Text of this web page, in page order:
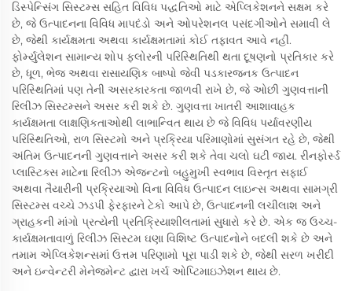
ડિસ્પેન્સિંગ સિસ્ટમ્સ સહિત વિવિધ પદ્ધતિઓ માટે એપ્લિકેશનને સક્ષમ કરે
છે, જે ઉત્પાદનના વિવિધ માપદંડો અને ઓપરેશનલ પસંદગીઓને સમાવી લે
છે, જેથી કાર્યક્ષમતા અથવા કાર્યક્ષમતામાં કોઈ તફાવત આવે નહીં.
ફોર્મ્યુલેશન સામાન્ય શોપ ફ્લોરની પરિસ્થિતિથી થતા દૂષણનો પ્રતિકાર કરે
છે, ધૂળ, ભેજ અથવા રાસાયણિક બાષ્પો જેવી પડકારજનક ઉત્પાદન
પરિસ્થિતિમાં પણ તેની અસરકારકતા જાળવી રાખે છે, જે ઓછી ગુણવત્તાની
રિલીઝ સિસ્ટમ્સને અસર કરી શકે છે. ગુણવત્તા ખાતરી આશાવાહક
કાર્યક્ષમતા લાક્ષણિકતાઓથી લાભાન્વિત થાય છે જે વિવિધ પર્યાવરણીય
પરિસ્થિતિઓ, રાળ સિસ્ટમો અને પ્રક્રિયા પરિમાણોમાં સુસંગત રહે છે, જેથી
અંતિમ ઉત્પાદનની ગુણવત્તાને અસર કરી શકે તેવા ચલો ઘટી જાય. રીનફોર્સ્ડ
પ્લાસ્ટિક્સ માટેના રિલીઝ એજન્ટનો બહુમુખી સ્વભાવ વિસ્તૃત સફાઈ
અથવા તૈયારીની પ્રક્રિયાઓ વિના વિવિધ ઉત્પાદન લાઇન્સ અથવા સામગ્રી
સિસ્ટમ્સ વચ્ચે ઝડપી ફેરફારને ટેકો આપે છે, ઉત્પાદનની લચીલાશ અને
ગ્રાહકની માંગો પ્રત્યેની પ્રતિક્રિયાશીલતામાં સુધારો કરે છે. એક જ ઉચ્ચ-
કાર્યક્ષમતાવાળું રિલીઝ સિસ્ટમ ઘણા વિશિષ્ટ ઉત્પાદનોને બદલી શકે છે અને
તમામ એપ્લિકેશન્સમાં ઉત્તમ પરિણામો પૂરા પાડી શકે છે, જેથી સરળ ખરીદી
અને ઇન્વેન્ટરી મેનેજમેન્ટ દ્વારા ખર્ચ ઓપ્ટિમાઇઝેશન થાય છે.